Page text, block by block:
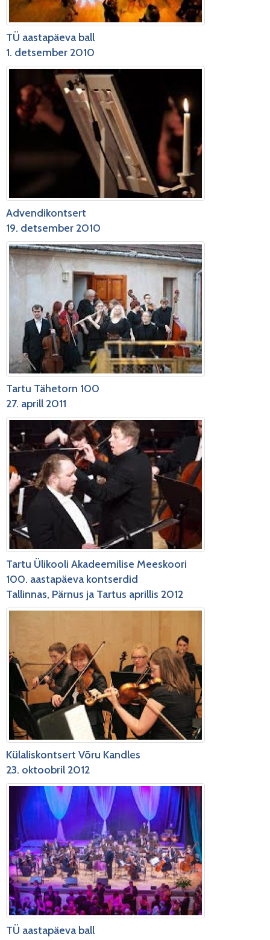
TÜ aastapäeva ball
1. detsember 2010
Advendikontsert
19. detsember 2010
Tartu Tähetorn 100
27. aprill 2011
Tartu Ülikooli Akadeemilise Meeskoori
100. aastapäeva kontserdid
Tallinnas, Pärnus ja Tartus aprillis 2012
Külaliskontsert Võru Kandles
23. oktoobril 2012
TÜ aastapäeva ball